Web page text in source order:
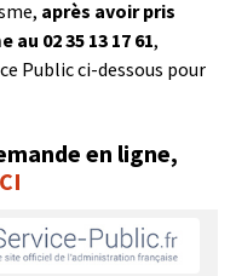
après avoir pris
02 35 13 17 61,
Public ci-dessous pour
en ligne,